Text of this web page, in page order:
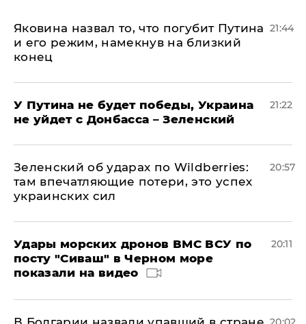
Яковина назвал то, что погубит Путина
и его режим, намекнув на близкий
конец
21:44
У Путина не будет победы, Украина
не уйдет с Донбасса – Зеленский
21:22
Зеленский об ударах по Wildberries:
там впечатляющие потери, это успех
украинских сил
20:57
Удары морских дронов ВМС ВСУ по
посту "Сиваш" в Черном море
показали на видео
20:11